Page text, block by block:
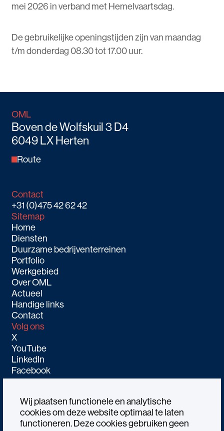
mei 2026 in verband met Hemelvaartsdag.
De gebruikelijke openingstijden zijn van maandag
t/m donderdag 08.30 tot 17.00 uur.
Wij plaatsen functionele en analytische
cookies om deze website optimaal te laten
functioneren. Deze cookies gebruiken geen
OML
Boven de Wolfskuil 3 D4
6049 LX Herten
Route
Contact
+31 (0)475 42 62 42
Sitemap
Home
Diensten
Duurzame bedrijventerreinen
Portfolio
Werkgebied
Over OML
Actueel
Handige links
Contact
Volg ons
X
YouTube
LinkedIn
Facebook
Alle rechtenvoorbehouden OML © 2026